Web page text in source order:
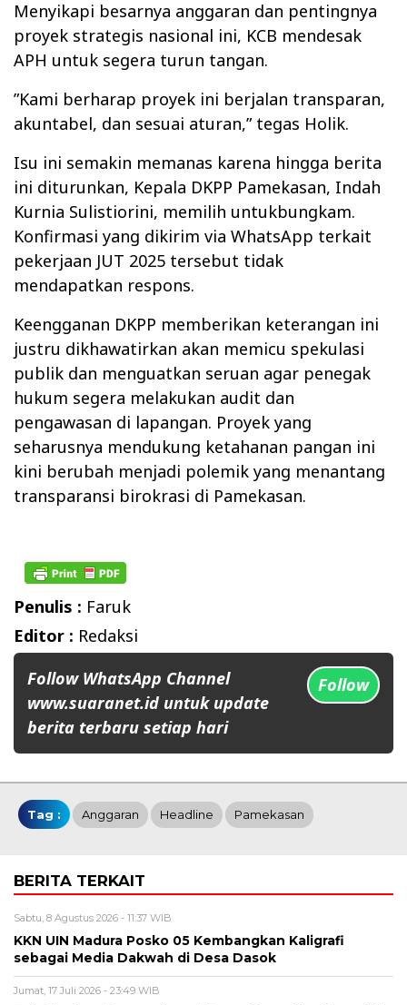
‎Menyikapi besarnya anggaran dan pentingnya
proyek strategis nasional ini, KCB mendesak
APH untuk segera turun tangan.
‎”Kami berharap proyek ini berjalan transparan,
akuntabel, dan sesuai aturan,” tegas Holik.
‎Isu ini semakin memanas karena hingga berita
ini diturunkan, Kepala DKPP Pamekasan, Indah
Kurnia Sulistiorini, memilih untukbungkam.
Konfirmasi yang dikirim via WhatsApp terkait
pekerjaan JUT 2025 tersebut tidak
mendapatkan respons.
‎Keengganan DKPP memberikan keterangan ini
justru dikhawatirkan akan memicu spekulasi
publik dan menguatkan seruan agar penegak
hukum segera melakukan audit dan
pengawasan di lapangan. Proyek yang
seharusnya mendukung ketahanan pangan ini
kini berubah menjadi polemik yang menantang
transparansi birokrasi di Pamekasan.
Penulis : Faruk
Editor : Redaksi
Follow WhatsApp Channel
www.suaranet.id untuk update
berita terbaru setiap hari
Follow
Tag : Anggaran Headline Pamekasan
BERITA TERKAIT
Sabtu, 8 Agustus 2026 - 11:37 WIB
KKN UIN Madura Posko 05 Kembangkan Kaligrafi
sebagai Media Dakwah di Desa Dasok
Jumat, 17 Juli 2026 - 23:49 WIB